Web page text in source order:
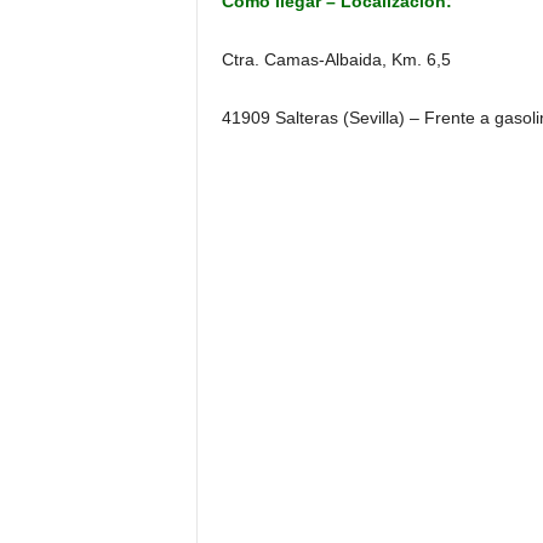
Ctra. Camas-Albaida, Km. 6,5
41909 Salteras (Sevilla) – Frente a